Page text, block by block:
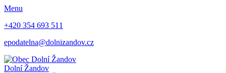
Menu
+420 354 693 511
epodatelna@dolnizandov.cz
Dolní Žandov